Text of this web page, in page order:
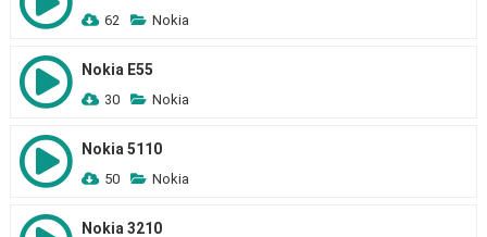
62 Nokia
Nokia E55
30 Nokia
Nokia 5110
50 Nokia
Nokia 3210